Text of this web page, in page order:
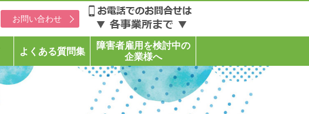
お問い合わせ
よくある質問集
障害者雇用を検討中の
企業様へ